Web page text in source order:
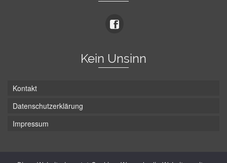
Kein Unsinn
Kontakt
Datenschutzerklärung
Impressum